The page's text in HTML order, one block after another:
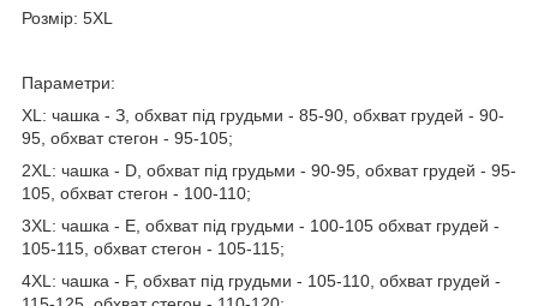
Розмір: 5XL
Параметри:
ХL: чашка - З, обхват під грудьми - 85-90, обхват грудей - 90-
95, обхват стегон - 95-105;
2ХL: чашка - D, обхват під грудьми - 90-95, обхват грудей - 95-
105, обхват стегон - 100-110;
3ХL: чашка - Е, обхват під грудьми - 100-105 обхват грудей -
105-115, обхват стегон - 105-115;
4ХL: чашка - F, обхват під грудьми - 105-110, обхват грудей -